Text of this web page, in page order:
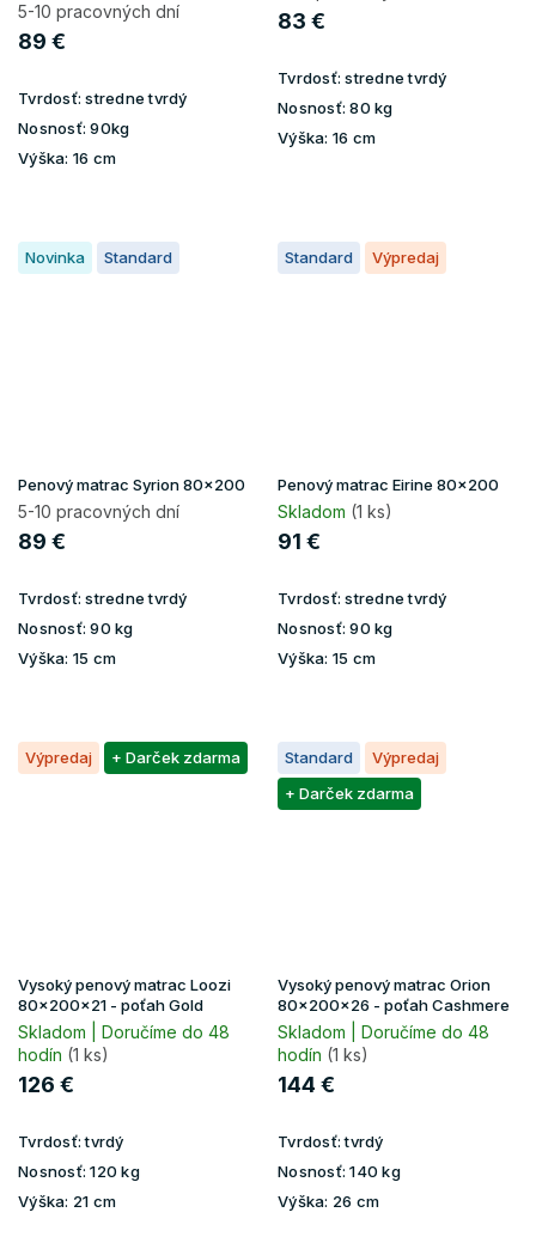
5-10 pracovných dní
89 €
Tvrdosť: stredne tvrdý
Nosnosť: 90kg
Výška: 16 cm
83 €
Tvrdosť: stredne tvrdý
Nosnosť: 80 kg
Výška: 16 cm
Novinka Standard
Penový matrac Syrion 80x200
5-10 pracovných dní
89 €
Tvrdosť: stredne tvrdý
Nosnosť: 90 kg
Výška: 15 cm
Standard Výpredaj
Penový matrac Eirine 80x200
Skladom (1 ks)
91 €
Tvrdosť: stredne tvrdý
Nosnosť: 90 kg
Výška: 15 cm
Výpredaj + Darček zdarma
Vysoký penový matrac Loozi
80x200x21 - poťah Gold
Skladom | Doručíme do 48
hodín (1 ks)
126 €
Tvrdosť:tvrdý
Nosnosť: 120 kg
Výška: 21 cm
Standard
Výpredaj
+ Darček zdarma
Vysoký penový matrac Orion
80x200x26 - poťah Cashmere
Skladom | Doručíme do 48
hodín (1 ks)
144 €
Tvrdosť:tvrdý
Nosnosť: 140 kg
Výška: 26 cm